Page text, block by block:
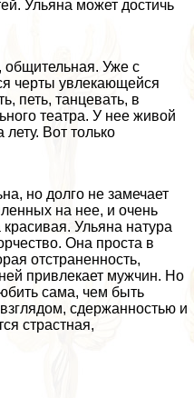
Ульяна может достичь
общительная. Уже с
черты увлекающейся
петь, танцевать, в
театра. У нее живой
Вот только
но долго не замечает
на нее, и очень
красивая. Ульяна натура
Она проста в
отстраненность,
привлекает мужчин. Но
сама, чем быть
сдержанностью и
страстная,